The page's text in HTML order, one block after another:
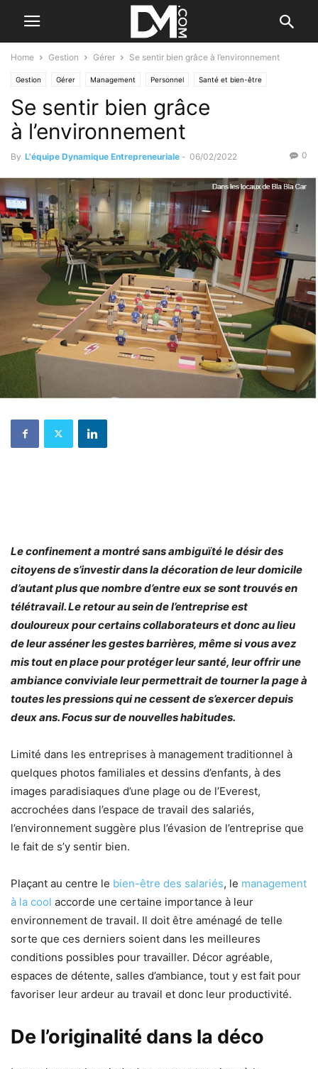
Home Gestion Gérer Se sentir bien grâce à l’environnement
Gestion Gérer Management Personnel Santé et bien-être
Se sentir bien grâce
à l’environnement
By L'équipe Dynamique Entrepreneuriale - 06/02/2022 0
Le confinement a montré sans ambiguïté le désir des
citoyens de s’investir dans la décoration de leur domicile
d’autant plus que nombre d’entre eux se sont trouvés en
télétravail. Le retour au sein de l’entreprise est
douloureux pour certains collaborateurs et donc au lieu
de leur asséner les gestes barrières, même si vous avez
mis tout en place pour protéger leur santé, leur offrir une
ambiance conviviale leur permettrait de tourner la page à
toutes les pressions qui ne cessent de s’exercer depuis
deux ans. Focus sur de nouvelles habitudes.
Limité dans les entreprises à management traditionnel à
quelques photos familiales et dessins d’enfants, à des
images paradisiaques d’une plage ou de l’Everest,
accrochées dans l’espace de travail des salariés,
l’environnement suggère plus l’évasion de l’entreprise que
le fait de s’y sentir bien.
Plaçant au centre le bien-être des salariés, le management
à la cool accorde une certaine importance à leur
environnement de travail. Il doit être aménagé de telle
sorte que ces derniers soient dans les meilleures
conditions possibles pour travailler. Décor agréable,
espaces de détente, salles d’ambiance, tout y est fait pour
favoriser leur ardeur au travail et donc leur productivité.
De l’originalité dans la déco